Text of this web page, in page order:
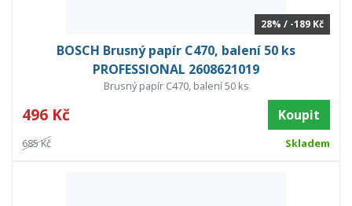
28% / -189 Kč
BOSCH Brusný papír C470, balení 50 ks
PROFESSIONAL 2608621019
Brusný papír C470, balení 50 ks
496 Kč Koupit
685 Kč Skladem